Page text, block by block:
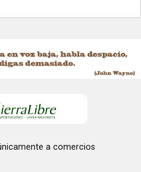
a comercios